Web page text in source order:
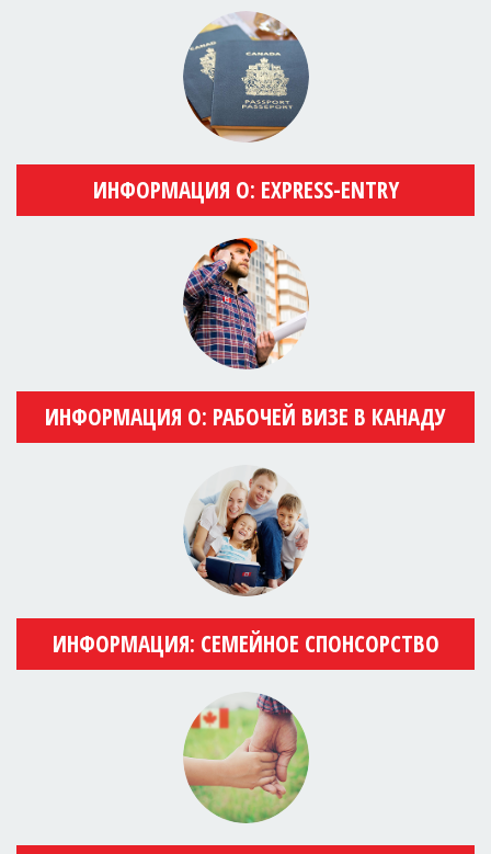
ИНФОРМАЦИЯ О: EXPRESS-ENTRY
ИНФОРМАЦИЯ О: РАБОЧЕЙ ВИЗЕ В КАНАДУ
ИНФОРМАЦИЯ: СЕМЕЙНОЕ СПОНСОРСТВО